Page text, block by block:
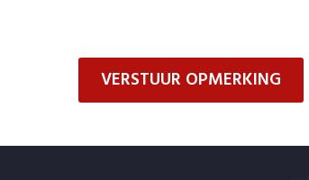
VERSTUUR OPMERKING